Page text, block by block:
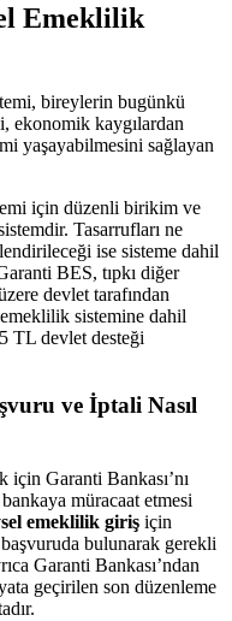
Emeklilik
bireylerin bugünkü
ekonomik kaygılardan
yaşayabilmesini sağlayan
için düzenli birikim ve
Tasarrufları ne
ise sisteme dahil
BES, tıpkı diğer
devlet tarafından
sistemine dahil
TL devlet desteği
ve İptali Nasıl
Garanti Bankası’nı
müracaat etmesi
emeklilik giriş için
bulunarak gerekli
Garanti Bankası’ndan
geçirilen son düzenleme